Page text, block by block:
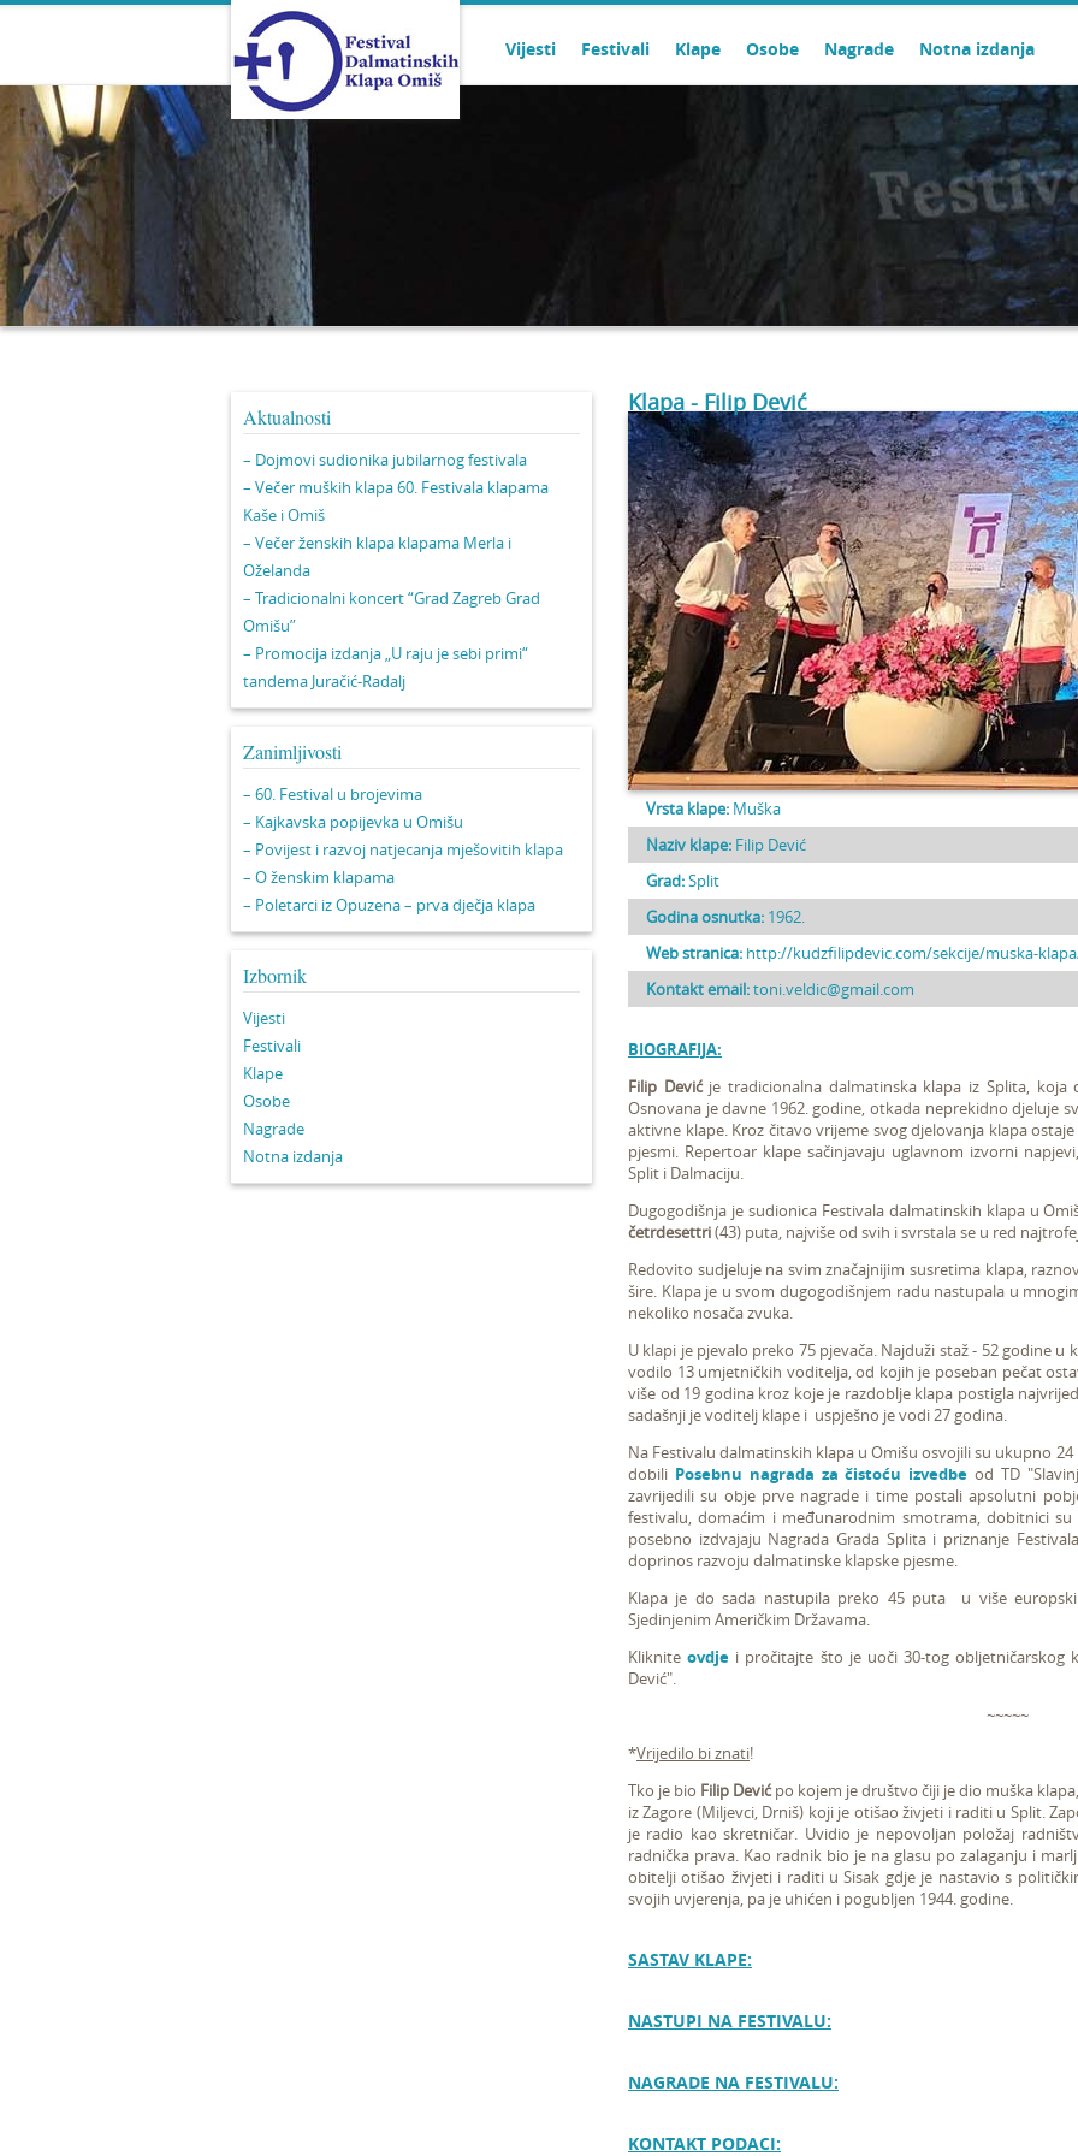
Vijesti Festivali Klape Osobe Nagrade Notna izdanja
Aktualnosti
– Dojmovi sudionika jubilarnog festivala
– Večer muških klapa 60. Festivala klapama
Kaše i Omiš
– Večer ženskih klapa klapama Merla i
Oželanda
– Tradicionalni koncert “Grad Zagreb Grad
Omišu”
– Promocija izdanja „U raju je sebi primi“
tandema Juračić-Radalj
Zanimljivosti
– 60. Festival u brojevima
– Kajkavska popijevka u Omišu
– Povijest i razvoj natjecanja mješovitih klapa
– O ženskim klapama
– Poletarci iz Opuzena – prva dječja klapa
Izbornik
Vijesti
Festivali
Klape
Osobe
Nagrade
Notna izdanja
Klapa - Filip Dević
Vrsta klape: Muška
Naziv klape: Filip Dević
Grad:Split
Godina osnutka: 1962.
Web stranica: http://kudzfilipdevic.com/sekcije/muska-
Kontakt email:toni.veldic@gmail.com
BIOGRAFIJA:
Filip Dević je tradicionalna dalmatinska klapa iz Splita, koja
Osnovana je davne 1962. godine, otkada neprekidno djeluje
aktivne klape. Kroz čitavo vrijeme svog djelovanja klapa
pjesmi. Repertoar klape sačinjavaju uglavnom izvorni
Split i Dalmaciju.
Dugogodišnja je sudionica Festivala dalmatinskih klapa u
četrdesettri(43) puta, najviše od svih i svrstala se u red
Redovito sudjeluje na svim značajnijim susretima klapa,
šire. Klapa je u svom dugogodišnjem radu nastupala u
nekoliko nosača zvuka.
U klapi je pjevalo preko 75 pjevača. Najduži staž - 52 godine
vodilo 13 umjetničkih voditelja, od kojih je poseban pečat
više od 19 godina kroz koje je razdoblje klapa postigla
sadašnji je voditelj klape i uspješno je vodi 27 godina.
Na Festivalu dalmatinskih klapa u Omišu osvojili su ukupno
dobili Posebnu nagrada za čistoću izvedbe od TD
zavrijedili su obje prve nagrade i time postali apsolutni
festivalu, domaćim i međunarodnim smotrama, dobitnici
posebno izdvajaju Nagrada Grada Splita i priznanje
doprinos razvoju dalmatinske klapske pjesme.
Klapa je do sada nastupila preko 45 puta u više
Sjedinjenim Američkim Državama.
Klikniteovdje i pročitajte što je uoči 30-tog obljetničarskog
Dević".
~~~~~
*Vrijedilo bi znati!
Tko je bio Filip Devićpo kojem je društvo čiji je dio muška
iz Zagore (Miljevci, Drniš) koji je otišao živjeti i raditi u Split.
je radio kao skretničar. Uvidio je nepovoljan položaj
radnička prava. Kao radnik bio je na glasu po zalaganju i
obitelji otišao živjeti i raditi u Sisak gdje je nastavio s
svojih uvjerenja, pa je uhićen i pogubljen 1944. godine.
SASTAV KLAPE:
NASTUPI NA FESTIVALU:
NAGRADE NA FESTIVALU:
KONTAKT PODACI: